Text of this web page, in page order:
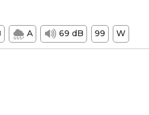
A 69 dB 99 W